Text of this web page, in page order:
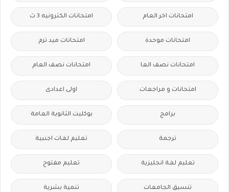
امتحانات اخر العام امتحانات الكترونيه 3 ث
امتحانات موحدة امتحانات ميد ترم
امتحانات نصف العا امتحانات نصف العام
امتحانات و مراجعات اولى اعدادى
برامج بوكليت الثانوية العامة
ترجمة تعليم لغات اجنبية
تعليم لغة انجليزية تعليم مفتوح
تنسيق الجامعات تنمية بشرية